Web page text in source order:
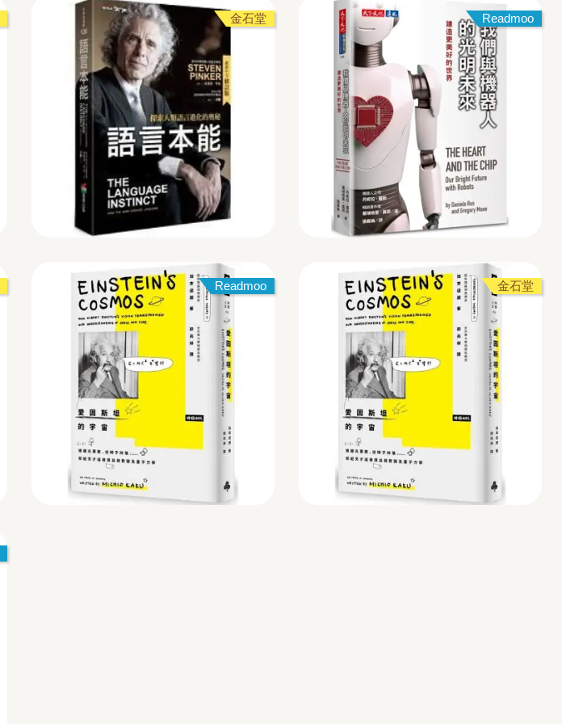
金石堂 Readmoo
Readmoo 金石堂